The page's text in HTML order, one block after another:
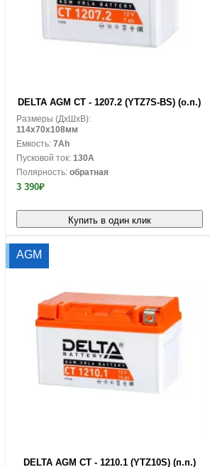
DELTA AGM CT - 1207.2 (YTZ7S-BS) (о.п.)
Размеры (ДxШxВ):
114x70x108мм
Емкость: 7Ah
Пусковой ток: 130A
Полярность: обратная
3 390₽
Купить в один клик
AGM
DELTA AGM CT - 1210.1 (YTZ10S) (п.п.)